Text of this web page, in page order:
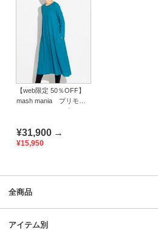
【web限定 50％OFF】
mash mania プリモー
¥31,900 →
¥15,950
全商品
アイテム別